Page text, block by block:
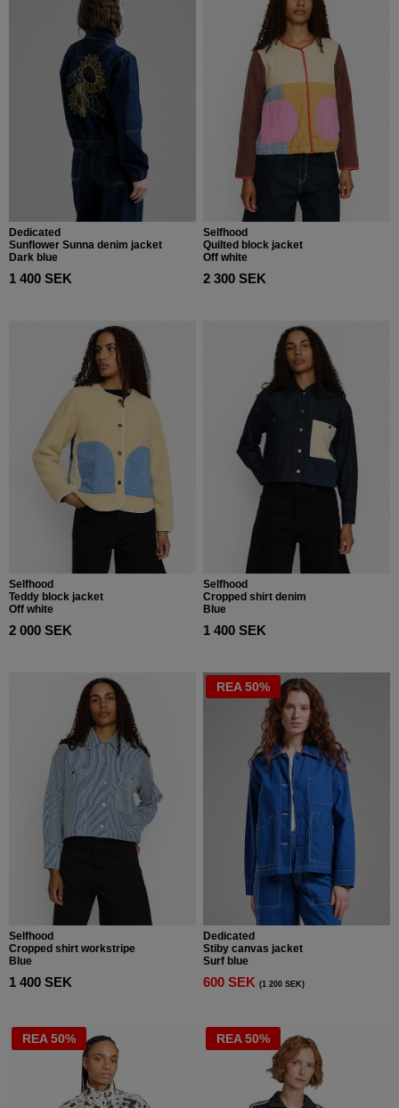
Dedicated
Sunflower Sunna denim jacket
Dark blue
1 400 SEK
Selfhood
Quilted block jacket
Off white
2 300 SEK
Selfhood
Teddy block jacket
Off white
2 000 SEK
Selfhood
Cropped shirt denim
Blue
1 400 SEK
Selfhood
Cropped shirt workstripe
Blue
1 400 SEK
REA 50%
Dedicated
Stiby canvas jacket
Surf blue
600 SEK (1 200 SEK)
REA 50% REA 50%